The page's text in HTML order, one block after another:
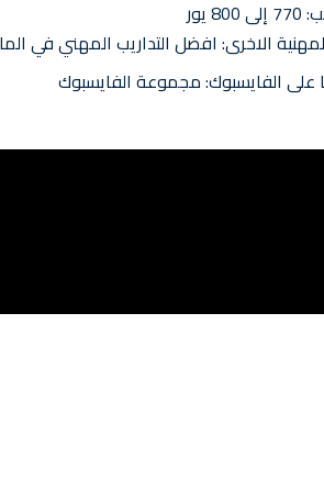
الاخرى: افضل التداريب المهني في
على الفايسبوك:مجموعة الفايسبوك